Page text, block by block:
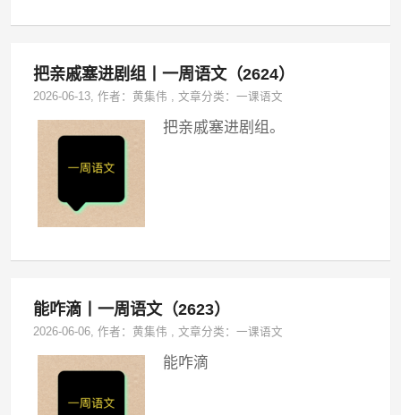
把亲戚塞进剧组丨一周语文（2624）
2026-06-13, 作者：黄集伟 ,文章分类：一课语文
把亲戚塞进剧组。
能咋滴丨一周语文（2623）
2026-06-06, 作者：黄集伟 ,文章分类：一课语文
能咋滴